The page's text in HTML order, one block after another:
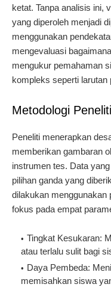
ketat. Tanpa analisis ini,
yang diperoleh menjadi
menggunakan
mengevaluasi
mengukur pemahaman
kompleks seperti larutan
Metodologi
Peneliti menerapkan
memberikan gambaran
instrumen tes. Data
pilihan ganda yang
dilakukan menggunakan
fokus pada empat
Tingkat Kesukaran:
atau terlalu sulit bagi
Daya Pembeda:
memisahkan siswa